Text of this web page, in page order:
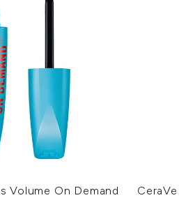
Volume On Demand